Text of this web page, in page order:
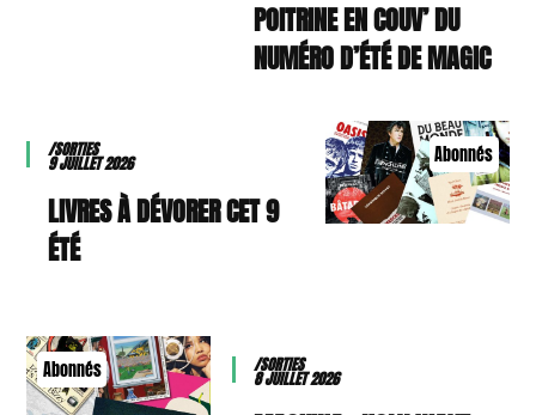
POITRINE EN COUV’ DU
NUMÉRO D’ÉTÉ DE MAGIC
Abonnés
/SORTIES
9 JUILLET 2026
9 LIVRES À DÉVORER CET
ÉTÉ
Abonnés /SORTIES
8 JUILLET 2026